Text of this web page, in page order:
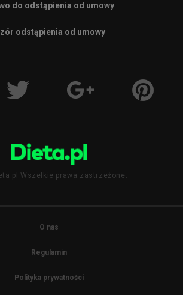
do odstąpienia od umowy
odstąpienia od umowy
Wszelkie prawa zastrzeżone.
O nas
Regulamin
Polityka prywatności